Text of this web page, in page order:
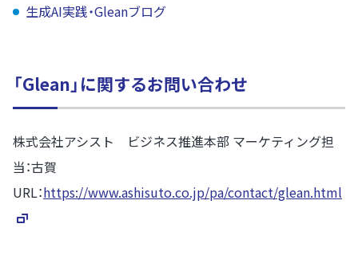
生成AI実践・Gleanブログ
「Glean」に関するお問い合わせ
株式会社アシスト ビジネス推進本部 マーケティング担
当：古賀
URL：https://www.ashisuto.co.jp/pa/contact/glean.html